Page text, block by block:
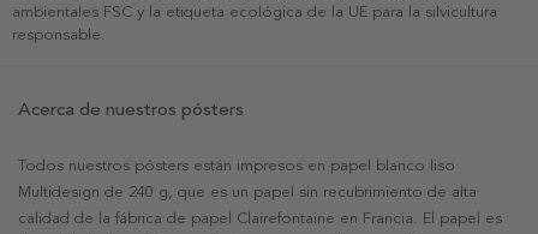
ambientales FSC y la etiqueta ecológica de la UE para la silvicultura
responsable.
Acerca de nuestros pósters
Todos nuestros pósters están impresos en papel blanco liso
Multidesign de 240 g, que es un papel sin recubrimiento de alta
calidad de la fábrica de papel Clairefontaine en Francia. El papel es